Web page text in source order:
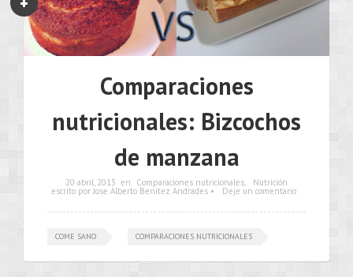
Comparaciones
nutricionales: Bizcochos
de manzana
20 abril, 2013 en Comparaciones nutricionales, Nutrición
escrito por Jose Alberto Benítez Andrades • Deje un comentario
COME SANO COMPARACIONES NUTRICIONALES